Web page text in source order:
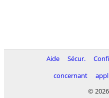
Aide Sécur.
concernant
©